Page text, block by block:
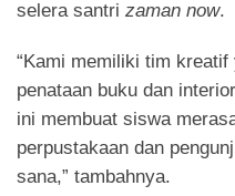
selera santri zaman now.
“Kami memiliki tim
penataan buku dan
ini membuat siswa
perpustakaan dan
sana,” tambahnya.